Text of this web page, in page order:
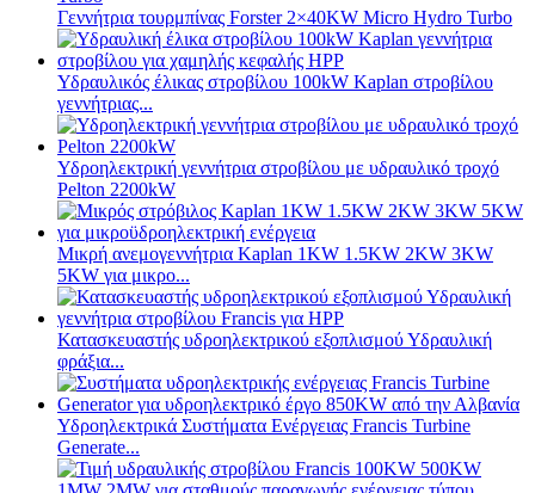
Γεννήτρια τουρμπίνας Forster 2×40KW Micro Hydro Turbo
Υδραυλικός έλικας στροβίλου 100kW Kaplan στροβίλου
γεννήτριας...
Υδροηλεκτρική γεννήτρια στροβίλου με υδραυλικό τροχό
Pelton 2200kW
Μικρή ανεμογεννήτρια Kaplan 1KW 1.5KW 2KW 3KW
5KW για μικρο...
Κατασκευαστής υδροηλεκτρικού εξοπλισμού Υδραυλική
φράξια...
Υδροηλεκτρικά Συστήματα Ενέργειας Francis Turbine
Generate...